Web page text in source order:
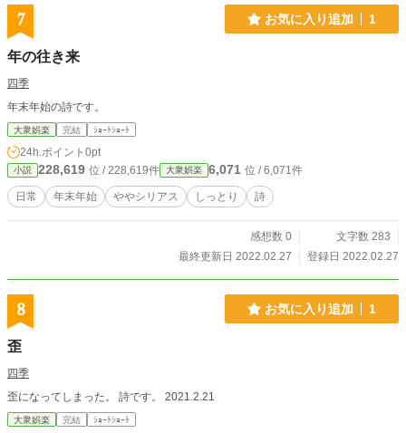
7 お気に入り追加 1
年の往き来
四季
年末年始の詩です。
大衆娯楽 完結 ｼｮｰﾄｼｮｰﾄ
24h.ポイント 0pt
小説 228,619 位 / 228,619件 大衆娯楽 6,071 位 / 6,071件
日常 年末年始 ややシリアス しっとり 詩
感想数 0
文字数 283
最終更新日 2022.02.27
登録日 2022.02.27
8 お気に入り追加 1
歪
四季
歪になってしまった。 詩です。 2021.2.21
大衆娯楽 完結 ｼｮｰﾄｼｮｰﾄ